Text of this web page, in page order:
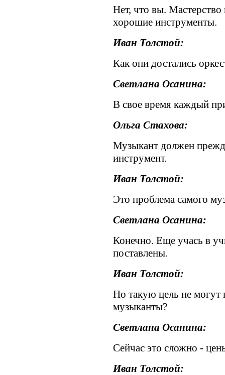
Нет, что вы. Мастерство
хорошие инструменты.
Иван Толстой:
Как они достались
Светлана Осанина:
В свое время каждый
Ольга Стахова:
Музыкант должен
инструмент.
Иван Толстой:
Это проблема самого
Светлана Осанина:
Конечно. Еще учась в
поставлены.
Иван Толстой:
Но такую цель не могут
музыканты?
Светлана Осанина:
Сейчас это сложно -
Иван Толстой: